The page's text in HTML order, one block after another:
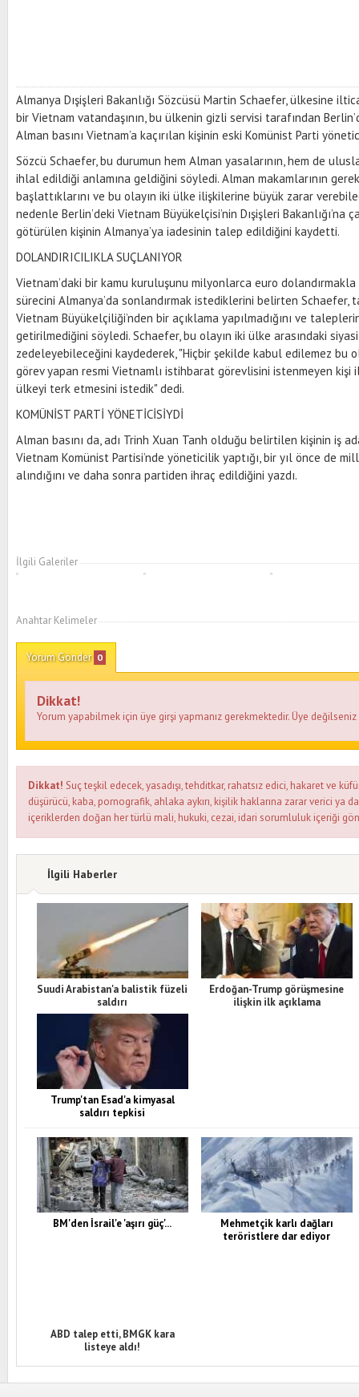
Almanya Dışişleri Bakanlığı Sözcüsü Martin Schaefer, ülkesine
bir Vietnam vatandaşının, bu ülkenin gizli servisi tarafından
Alman basını Vietnam’a kaçırılan kişinin eski Komünist Parti
Sözcü Schaefer, bu durumun hem Alman yasalarının, hem de
ihlal edildiği anlamına geldiğini söyledi. Alman makamlarının
başlattıklarını ve bu olayın iki ülke ilişkilerine büyük zarar
nedenle Berlin’deki Vietnam Büyükelçisi’nin Dışişleri Bakanlığı’na
götürülen kişinin Almanya’ya iadesinin talep edildiğini kaydetti.
DOLANDIRICILIKLA SUÇLANIYOR
Vietnam’daki bir kamu kuruluşunu milyonlarca euro
sürecini Almanya’da sonlandırmak istediklerini belirten
Vietnam Büyükelçiliği’nden bir açıklama yapılmadığını ve
getirilmediğini söyledi. Schaefer, bu olayın iki ülke arasındaki
zedeleyebileceğini kaydederek, "Hiçbir şekilde kabul edilemez bu
görev yapan resmi Vietnamlı istihbarat görevlisini istenmeyen
ülkeyi terk etmesini istedik" dedi.
KOMÜNİST PARTİ YÖNETİCİSİYDİ
Alman basını da, adı Trinh Xuan Tanh olduğu belirtilen kişinin iş
Vietnam Komünist Partisi’nde yöneticilik yaptığı, bir yıl önce de
alındığını ve daha sonra partiden ihraç edildiğini yazdı.
İlgili Galeriler
Anahtar Kelimeler
Yorum Gönder 0
Dikkat!
Yorum yapabilmek için üye girşi yapmanız gerekmektedir. Üye
Dikkat! Suç teşkil edecek, yasadışı, tehditkar, rahatsız edici, hakaret ve
düşürücü, kaba, pornografik, ahlaka aykırı, kişilik haklarına zarar verici ya
içeriklerden doğan her türlü mali, hukuki, cezai, idari sorumluluk içeriği
İlgili Haberler
Suudi Arabistan'a balistik füzeli
saldırı
Erdoğan-Trump görüşmesine
ilişkin ilk açıklama
Trump'tan Esad'a kimyasal
saldırı tepkisi
BM'den İsrail'e 'aşırı güç'...
Mehmetçik karlı dağları
teröristlere dar ediyor
ABD talep etti, BMGK kara
listeye aldı!